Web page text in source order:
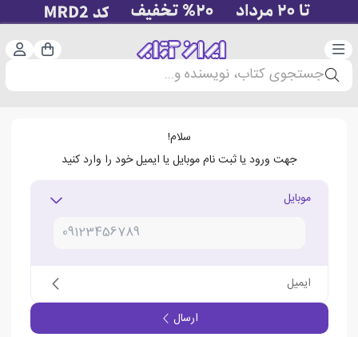
دسته‌بندی سبد
جستجوی کتاب، نویسنده و...
سلام!
جهت ورود یا ثبت نام موبایل یا ایمیل خود را وارد کنید
موبایل
ایمیل
ارسال